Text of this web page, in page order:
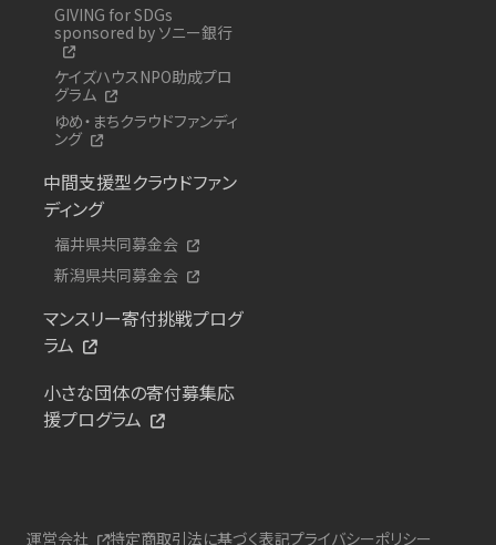
GIVING for SDGs
sponsored by ソニー銀行
ケイズハウスNPO助成プロ
グラム
ゆめ・まちクラウドファンディ
ング
中間支援型クラウドファン
ディング
福井県共同募金会
新潟県共同募金会
マンスリー寄付挑戦プログ
ラム
小さな団体の寄付募集応
援プログラム
運営会社 特定商取引法に基づく表記プライバシーポリシー